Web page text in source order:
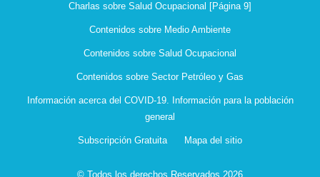
Charlas sobre Salud Ocupacional [Página 9]
Contenidos sobre Medio Ambiente
Contenidos sobre Salud Ocupacional
Contenidos sobre Sector Petróleo y Gas
Información acerca del COVID-19. Información para la población
general
Subscripción Gratuita Mapa del sitio
© Todos los derechos Reservados 2026